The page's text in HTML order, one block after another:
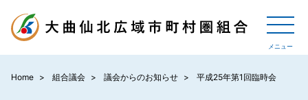
Home 組合議会 議会からのお知らせ 平成25年第1回臨時会